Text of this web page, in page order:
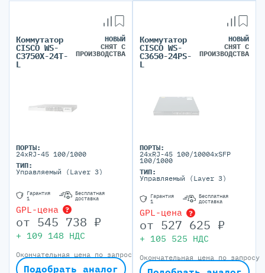
Коммутатор
CISCO WS-
C3750X-24T-
L
НОВЫЙ
СНЯТ С
ПРОИЗВОДСТВА
ПОРТЫ:
24xRJ-45 100/1000
ТИП:
Управляемый (Layer 3)
Гарантия
1
Бесплатная
доставка
GPL-цена ?
от 545 738 ₽
+ 109 148 НДС
Окончательная цена по запросу
Подобрать аналог
Коммутатор
CISCO WS-
C3650-24PS-
L
НОВЫЙ
СНЯТ С
ПРОИЗВОДСТВА
ПОРТЫ:
24xRJ-45 100/10004xSFP
100/1000
ТИП:
Управляемый (Layer 3)
Гарантия
1
Бесплатная
доставка
GPL-цена ?
от 527 625 ₽
+ 105 525 НДС
Окончательная цена по запросу